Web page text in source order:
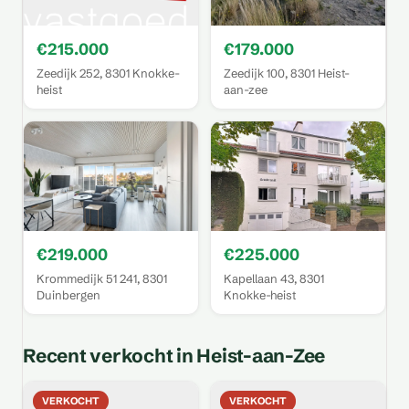
€215.000
Zeedijk 252, 8301 Knokke-
heist
€179.000
Zeedijk 100, 8301 Heist-
aan-zee
€219.000
Krommedijk 51 241, 8301
Duinbergen
€225.000
Kapellaan 43, 8301
Knokke-heist
Recent verkocht in Heist-aan-Zee
VERKOCHT VERKOCHT